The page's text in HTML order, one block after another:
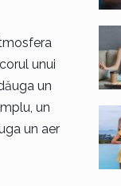
unui
un
un
un aer